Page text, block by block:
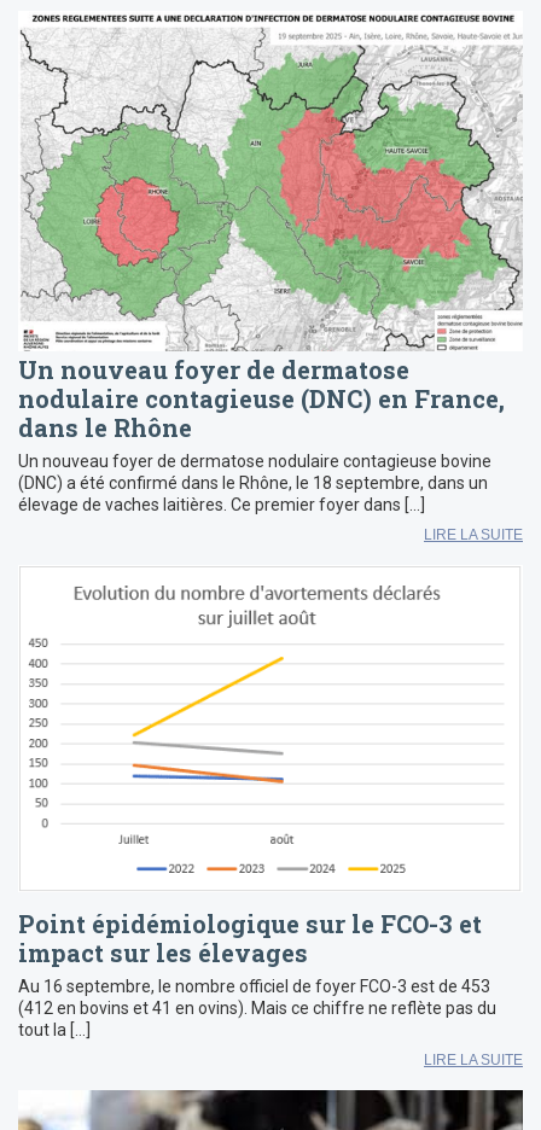
Un nouveau foyer de dermatose
nodulaire contagieuse (DNC) en France,
dans le Rhône
Un nouveau foyer de dermatose nodulaire contagieuse bovine
(DNC) a été confirmé dans le Rhône, le 18 septembre, dans un
élevage de vaches laitières. Ce premier foyer dans […]
LIRE LA SUITE
Point épidémiologique sur le FCO-3 et
impact sur les élevages
Au 16 septembre, le nombre officiel de foyer FCO-3 est de 453
(412 en bovins et 41 en ovins). Mais ce chiffre ne reflète pas du
tout la […]
LIRE LA SUITE